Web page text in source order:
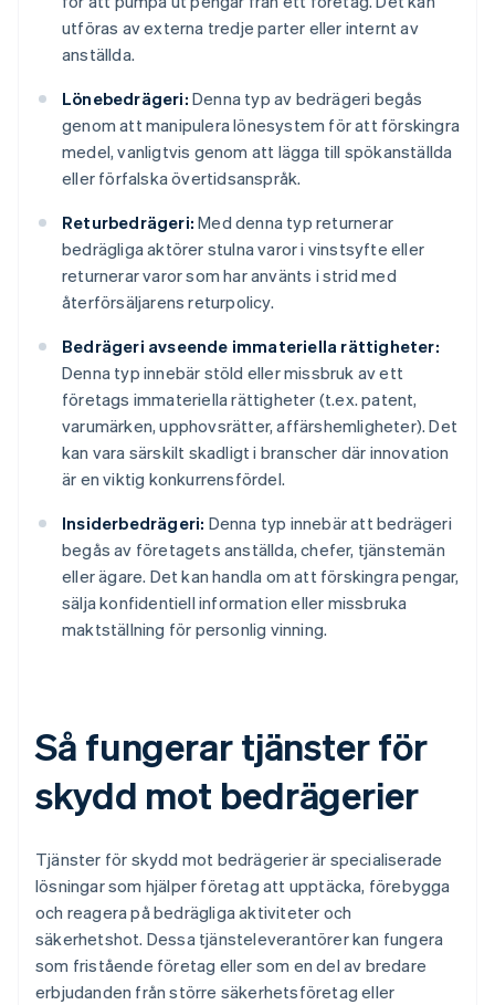
utföras av externa tredje parter eller internt av
anställda.
Lönebedrägeri: Denna typ av bedrägeri begås
genom att manipulera lönesystem för att förskingra
medel, vanligtvis genom att lägga till spökanställda
eller förfalska övertidsanspråk.
Returbedrägeri: Med denna typ returnerar
bedrägliga aktörer stulna varor i vinstsyfte eller
returnerar varor som har använts i strid med
återförsäljarens returpolicy.
Bedrägeri avseende immateriella rättigheter:
Denna typ innebär stöld eller missbruk av ett
företags immateriella rättigheter (t.ex. patent,
varumärken, upphovsrätter, affärshemligheter). Det
kan vara särskilt skadligt i branscher där innovation
är en viktig konkurrensfördel.
Insiderbedrägeri: Denna typ innebär att bedrägeri
begås av företagets anställda, chefer, tjänstemän
eller ägare. Det kan handla om att förskingra pengar,
sälja konfidentiell information eller missbruka
maktställning för personlig vinning.
Så fungerar tjänster för
skydd mot bedrägerier
Tjänster för skydd mot bedrägerier är specialiserade
lösningar som hjälper företag att upptäcka, förebygga
och reagera på bedrägliga aktiviteter och
säkerhetshot. Dessa tjänsteleverantörer kan fungera
som fristående företag eller som en del av bredare
erbjudanden från större säkerhetsföretag eller